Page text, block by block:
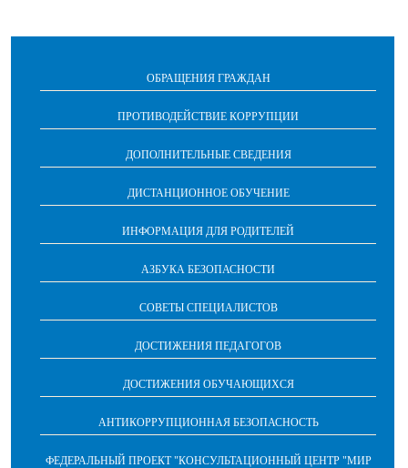
ОБРАЩЕНИЯ ГРАЖДАН
ПРОТИВОДЕЙСТВИЕ КОРРУПЦИИ
ДОПОЛНИТЕЛЬНЫЕ СВЕДЕНИЯ
ДИСТАНЦИОННОЕ ОБУЧЕНИЕ
ИНФОРМАЦИЯ ДЛЯ РОДИТЕЛЕЙ
АЗБУКА БЕЗОПАСНОСТИ
СОВЕТЫ СПЕЦИАЛИСТОВ
ДОСТИЖЕНИЯ ПЕДАГОГОВ
ДОСТИЖЕНИЯ ОБУЧАЮЩИХСЯ
АНТИКОРРУПЦИОННАЯ БЕЗОПАСНОСТЬ
ФЕДЕРАЛЬНЫЙ ПРОЕКТ "КОНСУЛЬТАЦИОННЫЙ ЦЕНТР "МИР